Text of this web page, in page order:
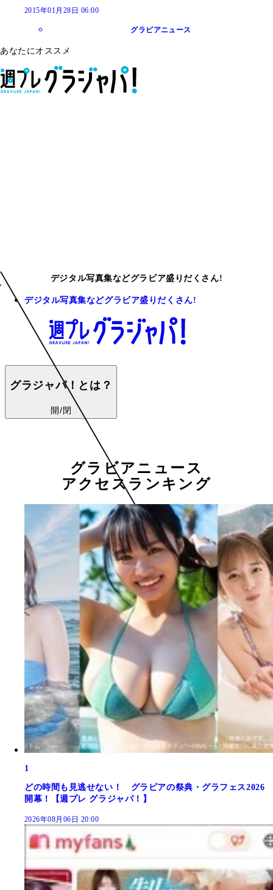
2015年01月28日 06:00
グラビアニュース
あなたにオススメ
デジタル写真集などグラビア盛りだくさん!
デジタル写真集などグラビア盛りだくさん!
グラジャパ！とは？
開/閉
グラビアニュース
アクセスランキング
1
どの時間も見逃せない！ グラビアの祭典・グラフェス2026
開幕！【週プレ グラジャパ！】
2026年08月06日 20:00